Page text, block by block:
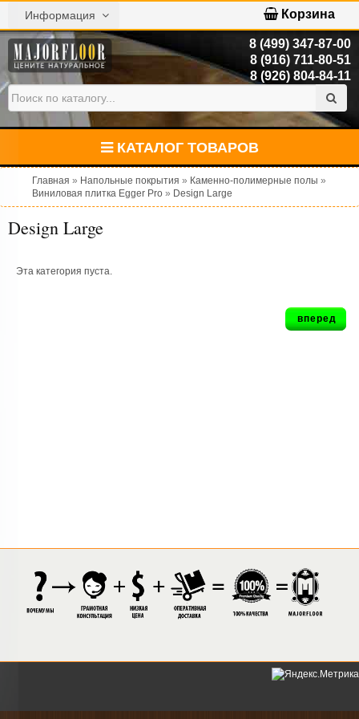
Информация Корзина
8 (499) 347-87-00
8 (916) 711-80-51
8 (926) 804-84-11
КАТАЛОГ ТОВАРОВ
Главная » Напольные покрытия » Каменно-полимерные полы »
Виниловая плитка Egger Pro » Design Large
Design Large
Эта категория пуста.
вперед